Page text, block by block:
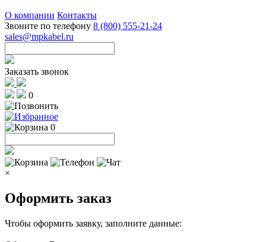
О компании Контакты
Звоните по телефону 8 (800) 555-21-24
sales@mpkabel.ru
Заказать звонок
0
0
×
Оформить заказ
Чтобы оформить заявку, заполните данные: